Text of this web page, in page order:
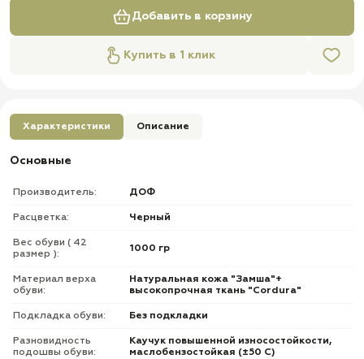
Добавить в корзину
Купить в 1 клик
Характеристики Описание
Основные
Производитель: ДОФ
Расцветка: Черный
Вес обуви ( 42
размер ):
1000 гр
Материал верха
обуви:
Натуральная кожа "Замша"+
высокопрочная ткань "Cordura"
Подкладка обуви: Без подкладки
Разновидность
подошвы обуви:
Каучук повышенной износостойкости,
маслобензостойкая (±50 С)